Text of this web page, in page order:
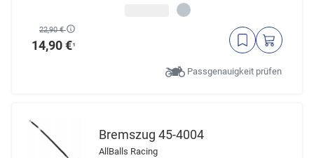
22,90 €
14,90 €¹
Passgenauigkeit prüfen
Bremszug 45-4004
AllBalls Racing